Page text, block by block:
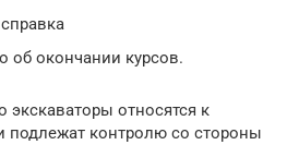
об окончании курсов.
экскаваторы относятся к
подлежат контролю со стороны